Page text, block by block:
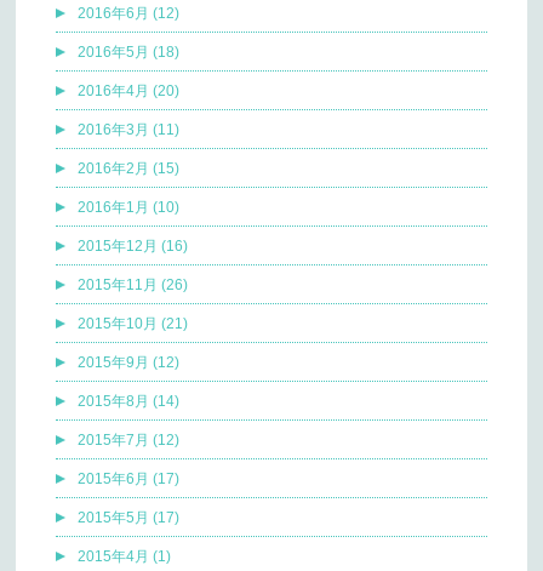
2016年6月 (12)
2016年5月 (18)
2016年4月 (20)
2016年3月 (11)
2016年2月 (15)
2016年1月 (10)
2015年12月 (16)
2015年11月 (26)
2015年10月 (21)
2015年9月 (12)
2015年8月 (14)
2015年7月 (12)
2015年6月 (17)
2015年5月 (17)
2015年4月 (1)